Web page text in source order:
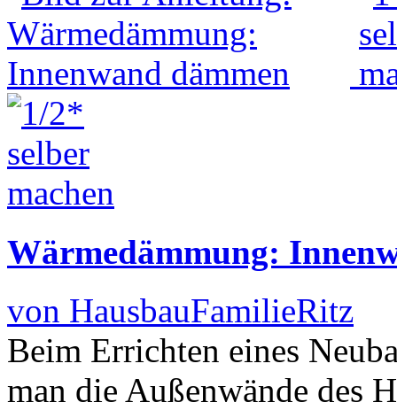
Wärmedämmung:
von HausbauFamilieRitz
Beim Errichten eines
man die Außenwände des